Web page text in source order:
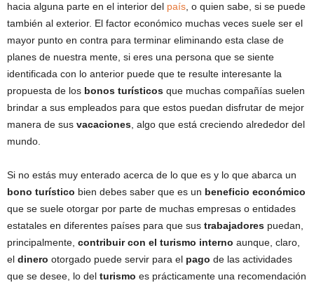
hacia alguna parte en el interior del país, o quien sabe, si se puede
también al exterior. El factor económico muchas veces suele ser el
mayor punto en contra para terminar eliminando esta clase de
planes de nuestra mente, si eres una persona que se siente
identificada con lo anterior puede que te resulte interesante la
propuesta de los bonos turísticos que muchas compañías suelen
brindar a sus empleados para que estos puedan disfrutar de mejor
manera de sus vacaciones, algo que está creciendo alrededor del
mundo.
Si no estás muy enterado acerca de lo que es y lo que abarca un
bono turístico bien debes saber que es un beneficio económico
que se suele otorgar por parte de muchas empresas o entidades
estatales en diferentes países para que sus trabajadores puedan,
principalmente, contribuir con el turismo interno aunque, claro,
el dinero otorgado puede servir para el pago de las actividades
que se desee, lo del turismo es prácticamente una recomendación